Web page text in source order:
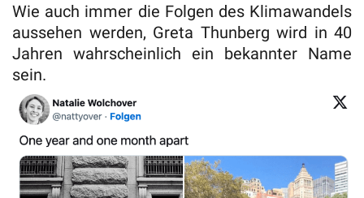
Wie auch immer die Folgen des Klimawandels
aussehen werden, Greta Thunberg wird in 40
Jahren wahrscheinlich ein bekannter Name
sein.